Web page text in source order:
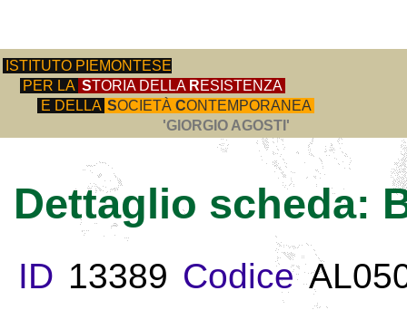
ISTITUTO PIEMONTESE
PER LA STORIA DELLA RESISTENZA
E DELLA SOCIETÀ CONTEMPORANEA
'GIORGIO AGOSTI'
Dettaglio scheda:
ID 13389 Codice